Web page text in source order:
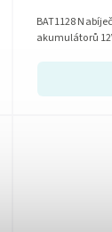
BAT1128
akumulátorů